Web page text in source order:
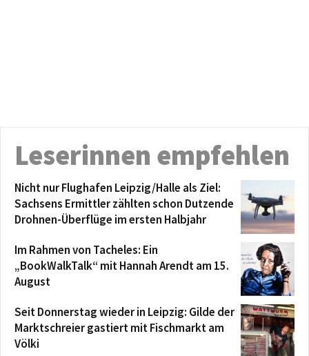
Leserinnen empfehlen
Nicht nur Flughafen Leipzig/Halle als Ziel:
Sachsens Ermittler zählten schon Dutzende
Drohnen-Überflüge im ersten Halbjahr
Im Rahmen von Tacheles: Ein
„BookWalkTalk“ mit Hannah Arendt am 15.
August
Seit Donnerstag wieder in Leipzig: Gilde der
Marktschreier gastiert mit Fischmarkt am
Völki